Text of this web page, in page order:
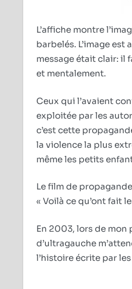
L’affiche montre
barbelés. L’image est
message était clair: il
et mentalement.
Ceux qui l’avaient
exploitée par les
c’est cette
la violence la plus
même les petits
Le film de
« Voilà ce qu’ont fait
En 2003, lors de mon
d’ultragauche
l’histoire écrite par